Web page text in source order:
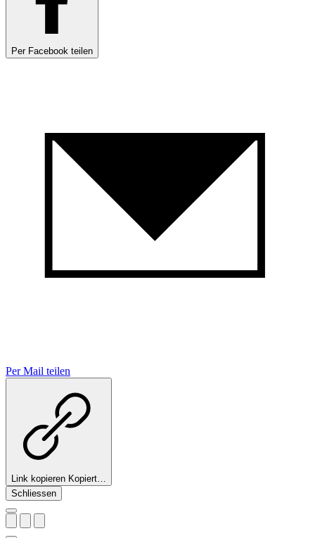
Per Facebook teilen
Per Mail teilen
Link kopieren Kopiert…
Schliessen